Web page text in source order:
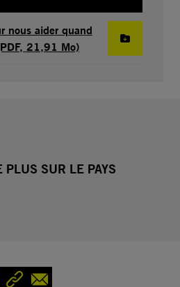
nous aider quand
21,91 Mo)
PLUS SUR LE PAYS